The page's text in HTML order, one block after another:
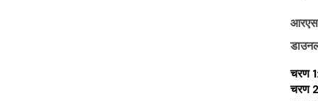
चरण
चरण